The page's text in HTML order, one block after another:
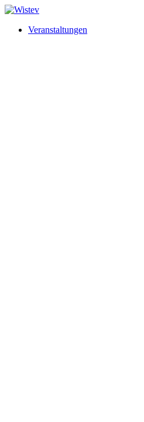
Veranstaltungen